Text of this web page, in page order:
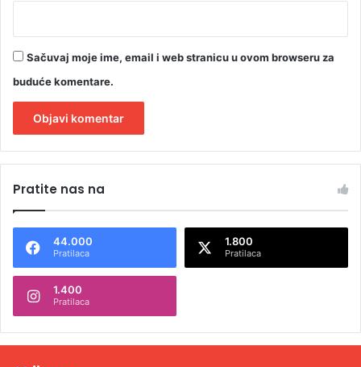
Sačuvaj moje ime, email i web stranicu u ovom browseru za
buduće komentare.
t
n
t
v
Pratite nas na
44.000
Pratilaca
1.800
Pratilaca
1.400
Pratilaca